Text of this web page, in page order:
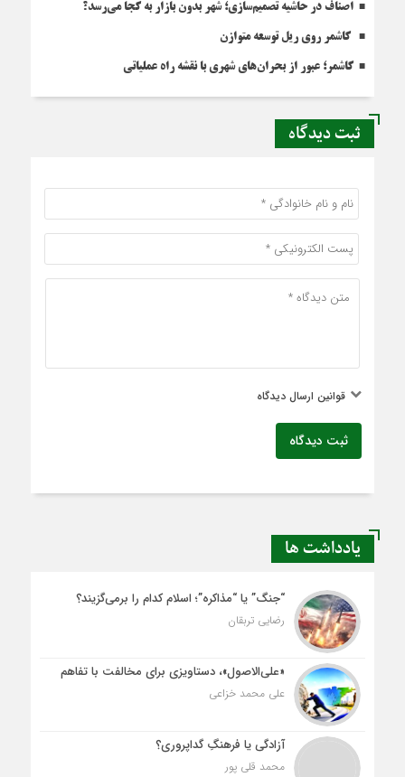
اصناف در حاشیه تصمیم‌سازی؛ شهر بدون بازار به کجا می‌رسد؟
کاشمر روی ریل توسعه متوازن
کاشمر؛ عبور از بحران‌های شهری با نقشه راه عملیاتی
ثبت دیدگاه
قوانین ارسال دیدگاه
ثبت دیدگاه
یادداشت ها
“جنگ” یا “مذاکره”؛ اسلام کدام را برمی‌گزیند؟
رضایی تربقان
«علی‌الاصول»، دستاویزی برای مخالفت با تفاهم
علی محمد خزاعی
آزادگی یا فرهنگِ گداپروری؟
محمد قلی پور